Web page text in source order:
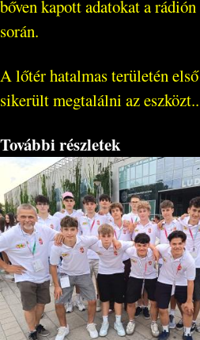
bőven kapott adatokat a
során.
A lőtér hatalmas területén
sikerült megtalálni az
További részletek